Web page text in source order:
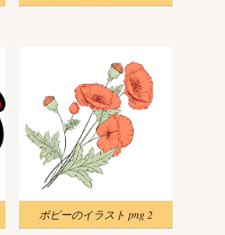
ポピーのイラスト png 2